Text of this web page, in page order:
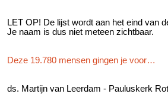
LET OP! De lijst wordt aan het eind van
Je naam is dus niet meteen zichtbaar.
Deze 19.780 mensen gingen je voor…
ds. Martijn van Leerdam - Pauluskerk